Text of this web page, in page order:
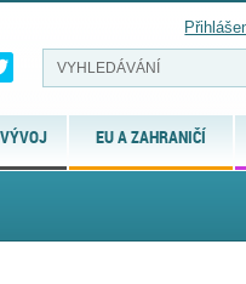
EU A ZAHRANIČÍ